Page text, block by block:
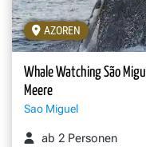
AZOREN
Whale Watching São
Meere
Sao Miguel
ab 2 Personen